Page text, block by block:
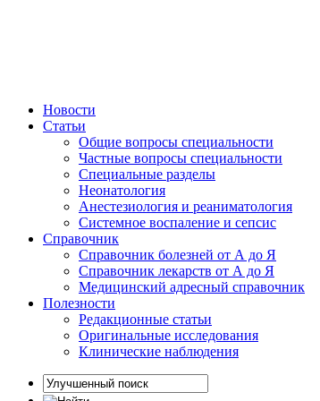
Новости
Статьи
Общие вопросы специальности
Частные вопросы специальности
Специальные разделы
Неонатология
Анестезиология и реаниматология
Системное воспаление и сепсис
Справочник
Справочник болезней от А до Я
Справочник лекарств от А до Я
Медицинский адресный справочник
Полезности
Редакционные статьи
Оригинальные исследования
Клинические наблюдения